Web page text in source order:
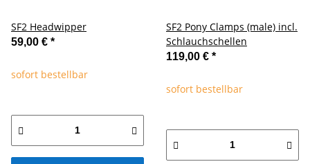
SF2 Headwipper
59,00 € *
sofort bestellbar
SF2 Pony Clamps (male) incl.
Schlauchschellen
119,00 € *
sofort bestellbar